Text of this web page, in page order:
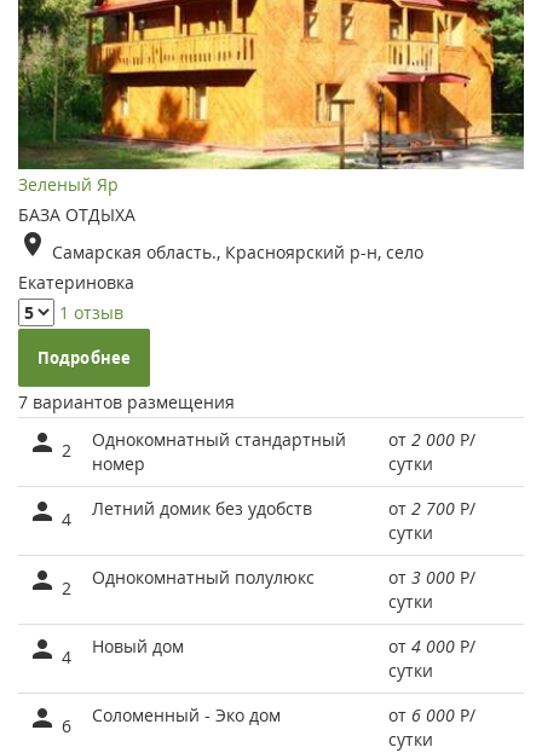
Зеленый Яр
БАЗА ОТДЫХА
Самарская область., Красноярский р-н, село
Екатериновка
1 отзыв
Подробнее
7 вариантов размещения
2
Однокомнатный стандартный
номер
от 2 000 Р/
сутки
4 Летний домик без удобств от 2 700 Р/
сутки
2 Однокомнатный полулюкс от 3 000 Р/
сутки
4 Новый дом от 4 000 Р/
сутки
6 Соломенный - Эко дом от 6 000 Р/
сутки